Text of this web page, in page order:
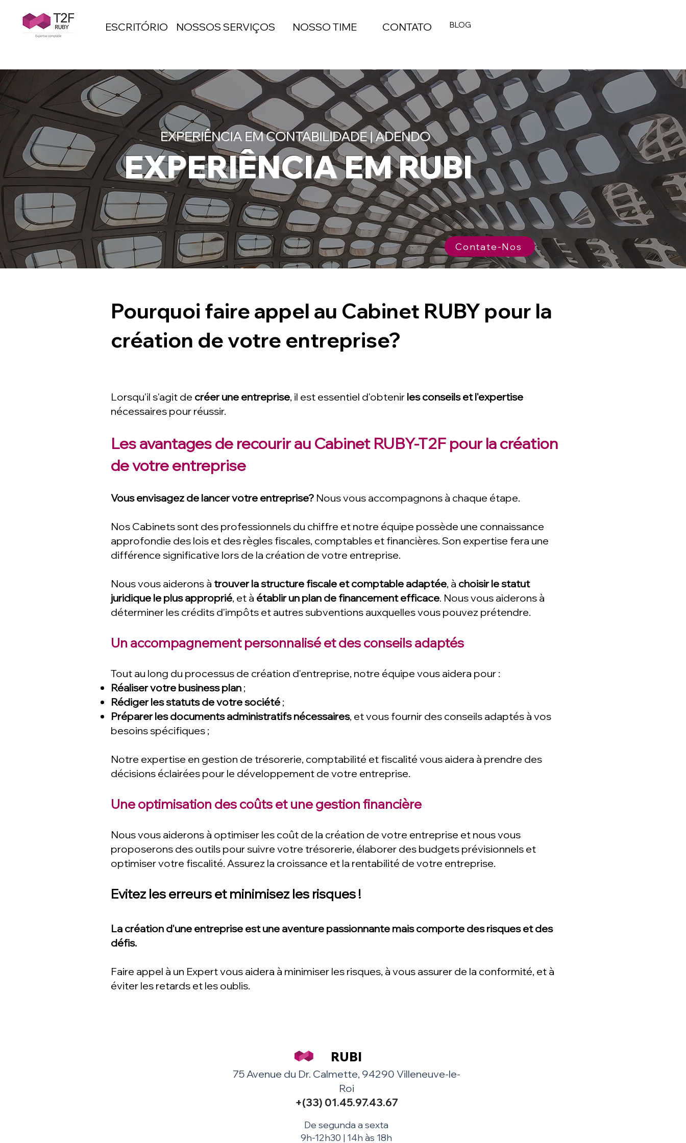
ESCRITÓRIO NOSSOS SERVIÇOS NOSSO TIME CONTATO BLOG
EXPERIÊNCIA EM CONTABILIDADE | ADENDO
EXPERIÊNCIA EM RUBI
Contate-Nos
Pourquoi faire appel au Cabinet RUBY pour la
création de votre entreprise?
Lorsqu'il s'agit de créer une entreprise, il est essentiel d'obtenir les conseils et l'expertise
nécessaires pour réussir.
Les avantages de recourir au Cabinet RUBY-T2F pour la création
de votre entreprise
Vous envisagez de lancer votre entreprise? Nous vous accompagnons à chaque étape.
Nos Cabinets sont des professionnels du chiffre et notre équipe possède une connaissance
approfondie des lois et des règles fiscales, comptables et financières. Son expertise fera une
différence significative lors de la création de votre entreprise.
Nous vous aiderons à trouver la structure fiscale et comptable adaptée, à choisir le statut
juridique le plus approprié, et à établir un plan de financement efficace. Nous vous aiderons à
déterminer les crédits d'impôts et autres subventions auxquelles vous pouvez prétendre.
Un accompagnement personnalisé et des conseils adaptés
Tout au long du processus de création d'entreprise, notre équipe vous aidera pour :
Réaliser votre business plan ;
Rédiger les statuts de votre société ;
Préparer les documents administratifs nécessaires, et vous fournir des conseils adaptés à vos
besoins spécifiques ;
Notre expertise en gestion de trésorerie, comptabilité et fiscalité vous aidera à prendre des
décisions éclairées pour le développement de votre entreprise.
Une optimisation des coûts et une gestion financière
Nous vous aiderons à optimiser les coût de la création de votre entreprise et nous vous
proposerons des outils pour suivre votre trésorerie, élaborer des budgets prévisionnels et
optimiser votre fiscalité. Assurez la croissance et la rentabilité de votre entreprise.
Evitez les erreurs et minimisez les risques !
La création d'une entreprise est une aventure passionnante mais comporte des risques et des
défis.
Faire appel à un Expert vous aidera à minimiser les risques, à vous assurer de la conformité, et à
éviter les retards et les oublis.
RUBI
75 Avenue du Dr. Calmette, 94290 Villeneuve-le-
Roi
+(33) 01.45.97.43.67
De segunda a sexta
9h-12h30 | 14h às 18h